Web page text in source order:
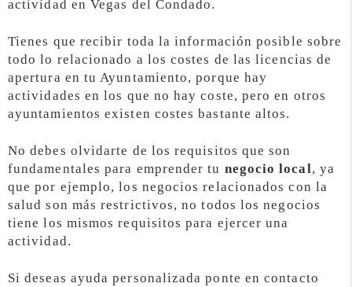
actividad en Vegas del Condado.
Tienes que recibir toda la información posible sobre
todo lo relacionado a los costes de las licencias de
apertura en tu Ayuntamiento, porque hay
actividades en los que no hay coste, pero en otros
ayuntamientos existen costes bastante altos.
No debes olvidarte de los requisitos que son
fundamentales para emprender tu negocio local, ya
que por ejemplo, los negocios relacionados con la
salud son más restrictivos, no todos los negocios
tiene los mismos requisitos para ejercer una
actividad.
Si deseas ayuda personalizada ponte en contacto